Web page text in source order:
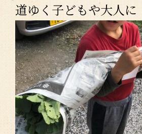
道ゆく子どもや大人